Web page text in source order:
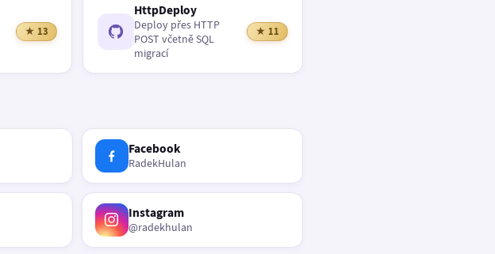
★ 13
HttpDeploy
Deploy přes HTTP
POST včetně SQL
migrací
★ 11
Facebook
RadekHulan
Instagram
@radekhulan